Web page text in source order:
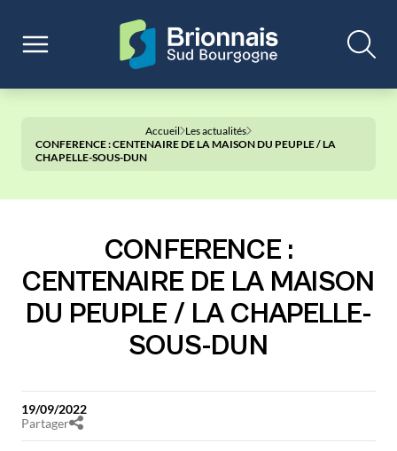
Accueil Les actualités
CONFERENCE : CENTENAIRE DE LA MAISON DU PEUPLE / LA
CHAPELLE-SOUS-DUN
CONFERENCE :
CENTENAIRE DE LA MAISON
DU PEUPLE / LA CHAPELLE-
SOUS-DUN
19/09/2022
Partager